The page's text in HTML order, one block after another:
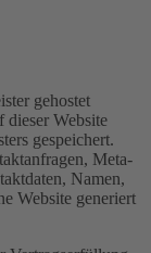
gehostet
dieser Website
gespeichert.
Meta-
Namen,
Website generiert